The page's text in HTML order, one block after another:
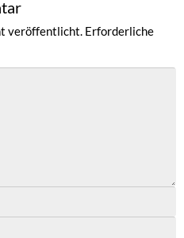
veröffentlicht. Erforderliche